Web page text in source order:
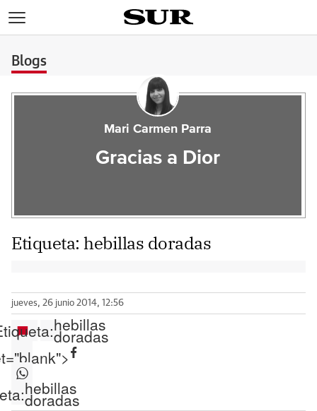
Blogs
Mari Carmen Parra
Gracias a Dior
Etiqueta:hebillas doradas
jueves, 26 junio 2014, 12:56
hebillas
doradas
hebillas
doradas